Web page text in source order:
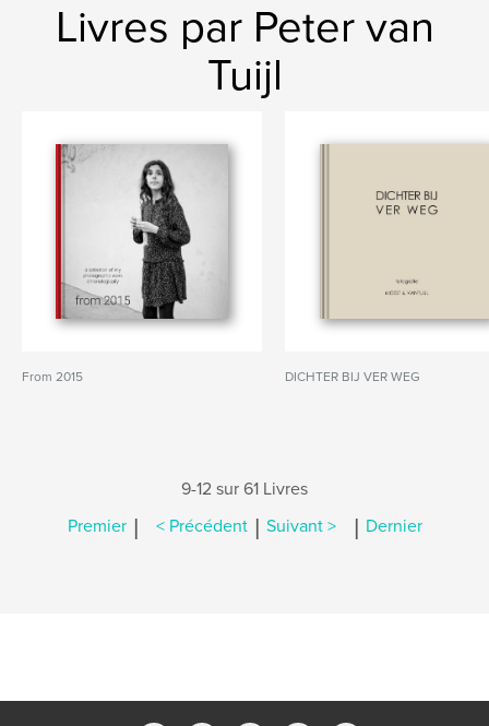
Livres par Peter van
Tuijl
From 2015 DICHTER BIJ VER WEG
9-12 sur 61 Livres
Premier | < Précédent | Suivant > | Dernier